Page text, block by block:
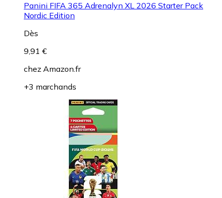
Panini FIFA 365 Adrenalyn XL 2026 Starter Pack
Nordic Edition
Dès
9,91 €
chez Amazon.fr
+3 marchands